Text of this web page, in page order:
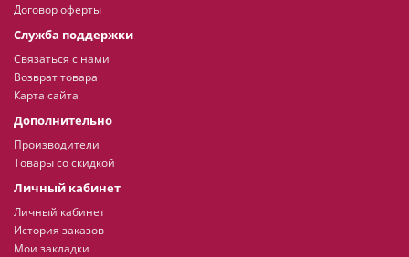
Договор оферты
Служба поддержки
Связаться с нами
Возврат товара
Карта сайта
Дополнительно
Производители
Товары со скидкой
Личный кабинет
Личный кабинет
История заказов
Мои закладки